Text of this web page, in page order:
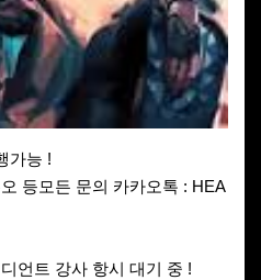
가능 !
등모든 문의 카카오톡 : HEA
언트 강사 항시 대기 중 !